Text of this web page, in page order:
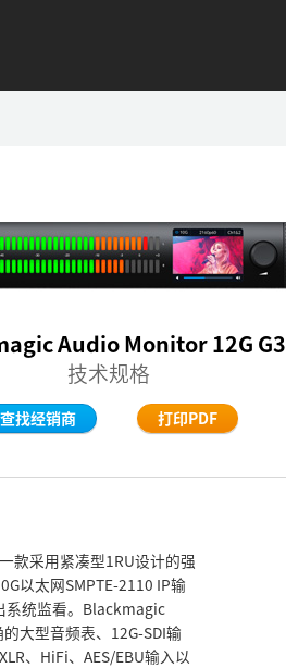
Audio Monitor 12G G3
技术规格
查找经销商 打印PDF
款采用紧凑型1RU设计的强
以太网SMPTE-2110 IP输
系统监看。Blackmagic
大型音频表、12G-SDI输
、HiFi、AES/EBU输入以